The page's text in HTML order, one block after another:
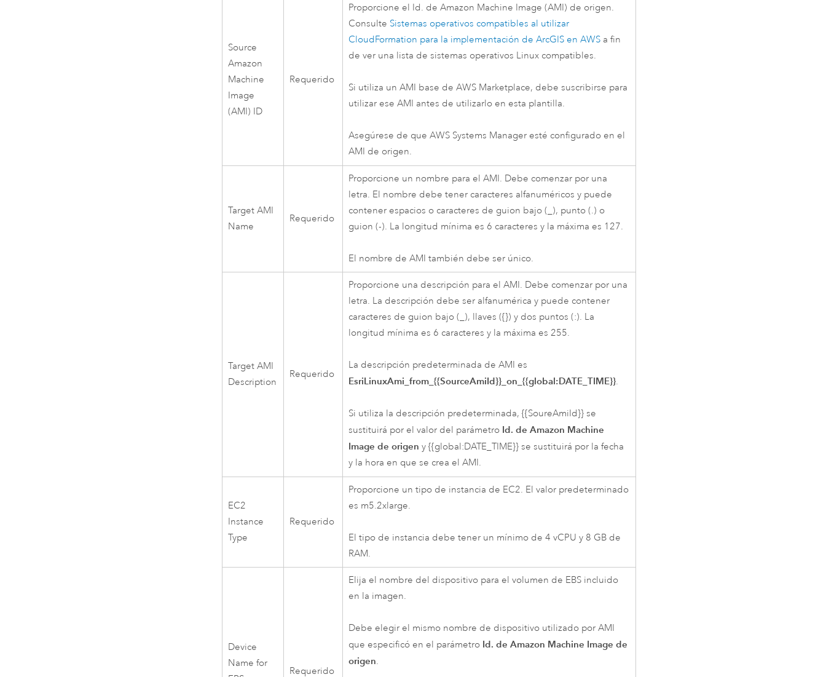
Source
Amazon
Machine
Image
(AMI) ID
Requerido
Proporcione el Id. deAmazon Machine Image (AMI) de origen.
Consulte Sistemas operativos compatibles al utilizar
CloudFormation para la implementación de ArcGIS enAWS a fin
de ver una lista de sistemas operativos Linux compatibles.
Si utiliza unAMI base deAWS Marketplace, debe suscribirse para
utilizar eseAMI antes de utilizarlo en esta plantilla.
Asegúrese de queAWS Systems Manager esté configurado en el
AMI de origen.
TargetAMI
Name
Requerido
Proporcione un nombre para elAMI. Debe comenzar por una
letra. El nombre debe tener caracteres alfanuméricos y puede
contener espacios o caracteres de guion bajo (_), punto (.) o
guion (-). La longitud mínima es 6 caracteres y la máxima es 127.
El nombre deAMI también debe ser único.
TargetAMI
Description
Requerido
Proporcione una descripción para elAMI. Debe comenzar por una
letra. La descripción debe ser alfanumérica y puede contener
caracteres de guion bajo (_), llaves ({}) y dos puntos (:). La
longitud mínima es 6 caracteres y la máxima es 255.
La descripción predeterminada deAMI es
EsriLinuxAmi_from_{{SourceAmiId}}_on_{{global:DATE_TIME}}.
Si utiliza la descripción predeterminada, {{SoureAmiId}} se
sustituirá por el valor del parámetro Id. de Amazon Machine
Image de origen y {{global:DATE_TIME}} se sustituirá por la fecha
y la hora en que se crea elAMI.
EC2
Instance
Type
Requerido
Proporcione un tipo de instancia de EC2. El valor predeterminado
es m5.2xlarge.
El tipo de instancia debe tener un mínimo de 4 vCPU y 8 GB de
RAM.
Device
Name for
Requerido
Elija el nombre del dispositivo para el volumen de EBS incluido
en la imagen.
Debe elegir el mismo nombre de dispositivo utilizado porAMI
que especificó en el parámetro Id. de Amazon Machine Image de
origen.